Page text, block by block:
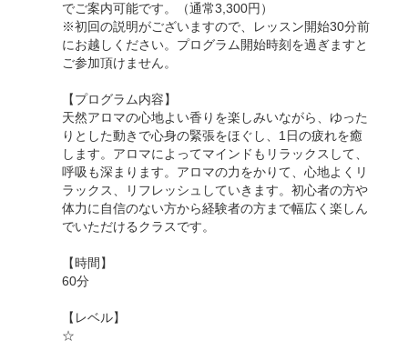
でご案内可能です。（通常3,300円）
※初回の説明がございますので、レッスン開始30分前
にお越しください。プログラム開始時刻を過ぎますと
ご参加頂けません。
【プログラム内容】
天然アロマの心地よい香りを楽しみいながら、ゆった
りとした動きで心身の緊張をほぐし、1日の疲れを癒
します。アロマによってマインドもリラックスして、
呼吸も深まります。アロマの力をかりて、心地よくリ
ラックス、リフレッシュしていきます。初心者の方や
体力に自信のない方から経験者の方まで幅広く楽しん
でいただけるクラスです。
【時間】
60分
【レベル】
☆